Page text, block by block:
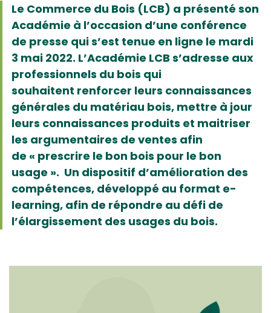
Le Commerce du Bois (LCB) a présenté son
Académie à l’occasion d’une conférence
de presse qui s’est tenue en ligne le mardi
3 mai 2022. L’Académie LCB s’adresse aux
professionnels du bois qui
souhaitent renforcer leurs connaissances
générales du matériau bois, mettre à jour
leurs connaissances produits et maitriser
les argumentaires de ventes afin
de « prescrire le bon bois pour le bon
usage ». Un dispositif d’amélioration des
compétences, développé au format e-
learning, afin de répondre au défi de
l’élargissement des usages du bois.